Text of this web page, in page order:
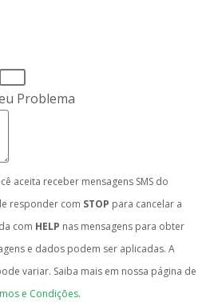
Problema
aceita receber mensagens SMS do
responder com STOP para cancelar a
com HELP nas mensagens para obter
e dados podem ser aplicadas. A
variar. Saiba mais em nossa página de
e Condições.